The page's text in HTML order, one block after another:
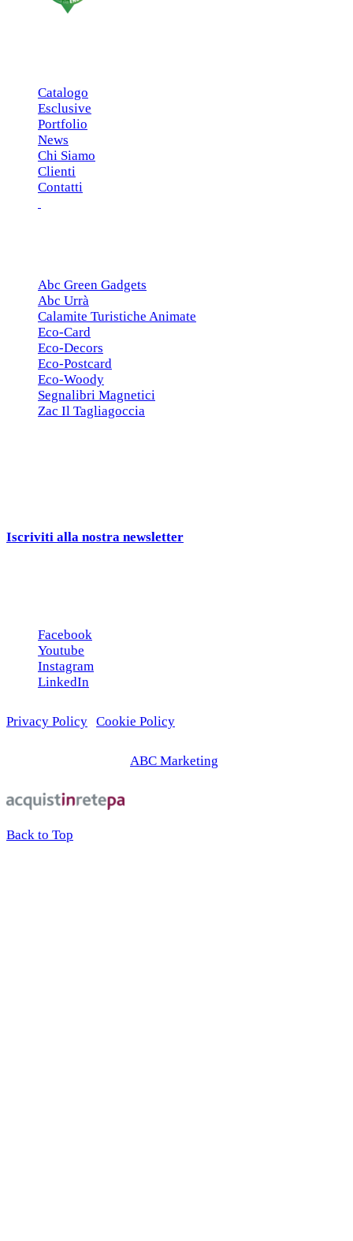
Catalogo
Esclusive
Portfolio
News
Chi Siamo
Clienti
Contatti
Abc Green Gadgets
Abc Urrà
Calamite Turistiche Animate
Eco-Card
Eco-Decors
Eco-Postcard
Eco-Woody
Segnalibri Magnetici
Zac Il Tagliagoccia
Iscriviti alla nostra newsletter
Facebook
Youtube
Instagram
LinkedIn
Privacy Policy Cookie Policy
ABC Marketing
Back to Top